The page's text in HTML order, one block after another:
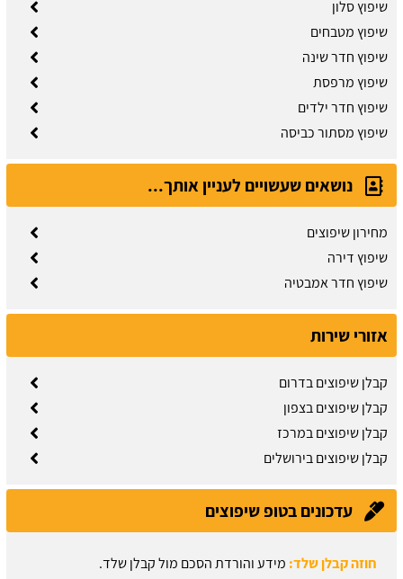
שיפוץ סלון
שיפוץ מטבחים
שיפוץ חדר שינה
שיפוץ מרפסת
שיפוץ חדר ילדים
שיפוץ מסתור כביסה
נושאים שעשויים לעניין אותך...
מחירון שיפוצים
שיפוץ דירה
שיפוץ חדר אמבטיה
אזורי שירות
קבלן שיפוצים בדרום
קבלן שיפוצים בצפון
קבלן שיפוצים במרכז
קבלן שיפוצים בירושלים
עדכונים בטופ שיפוצים
חוזה קבלן שלד:מידע והורדת הסכם מול קבלן שלד.